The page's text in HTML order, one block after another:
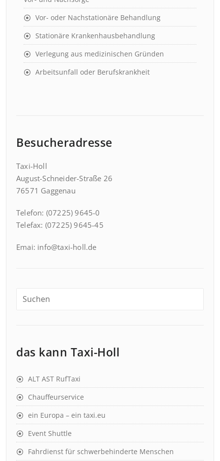
Vor- oder Nachstationäre Behandlung
Stationäre Krankenhausbehandlung
Verlegung aus medizinischen Gründen
Arbeitsunfall oder Berufskrankheit
Besucheradresse
Taxi-Holl
August-Schneider-Straße 26
76571 Gaggenau
Telefon: (07225) 9645-0
Telefax: (07225) 9645-45
Emai: info@taxi-holl.de
das kann Taxi-Holl
ALT AST RufTaxi
Chauffeurservice
ein Europa – ein taxi.eu
Event Shuttle
Fahrdienst für schwerbehinderte Menschen